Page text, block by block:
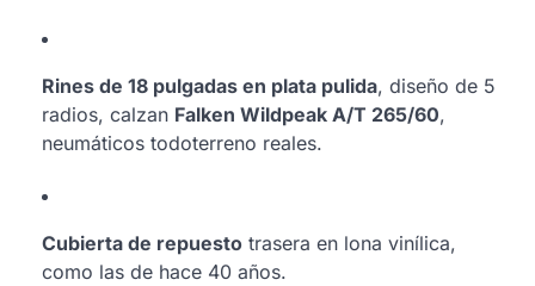
Rines de 18 pulgadas en plata pulida, diseño de 5
radios, calzan Falken Wildpeak A/T 265/60,
neumáticos todoterreno reales.
Cubierta de repuesto trasera en lona vinílica,
como las de hace 40 años.